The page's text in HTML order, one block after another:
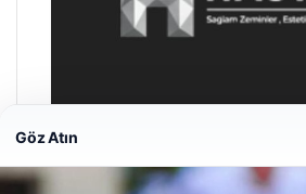
Göz Atın